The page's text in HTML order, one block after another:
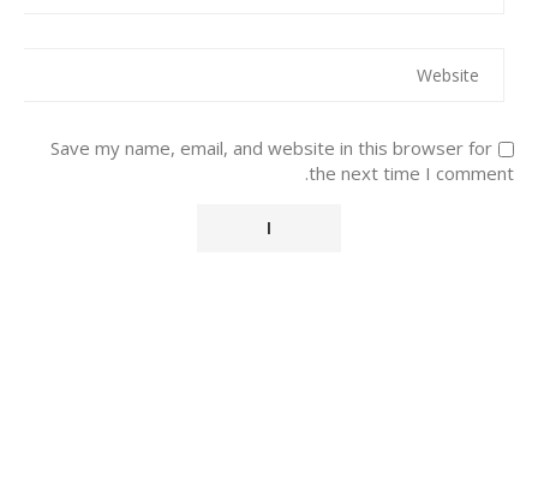
Save my name, email, and website in this browser for
the next time I comment.